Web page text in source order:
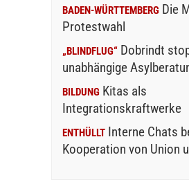
BADEN-WÜRTTEMBERG Die
Protestwahl
„BLINDFLUG“ Dobrindt
unabhängige
BILDUNG Kitas als
Integrationskraftwerke
ENTHÜLLT Interne Chats
Kooperation von Union